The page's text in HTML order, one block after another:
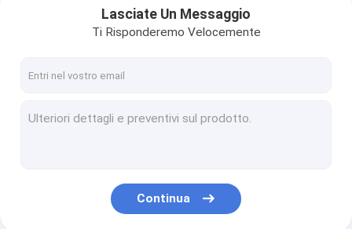
Lasciate Un Messaggio
Ti Risponderemo Velocemente
Continua